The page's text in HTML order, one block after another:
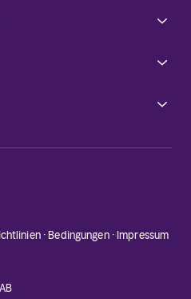
·Bedingungen· Impressum